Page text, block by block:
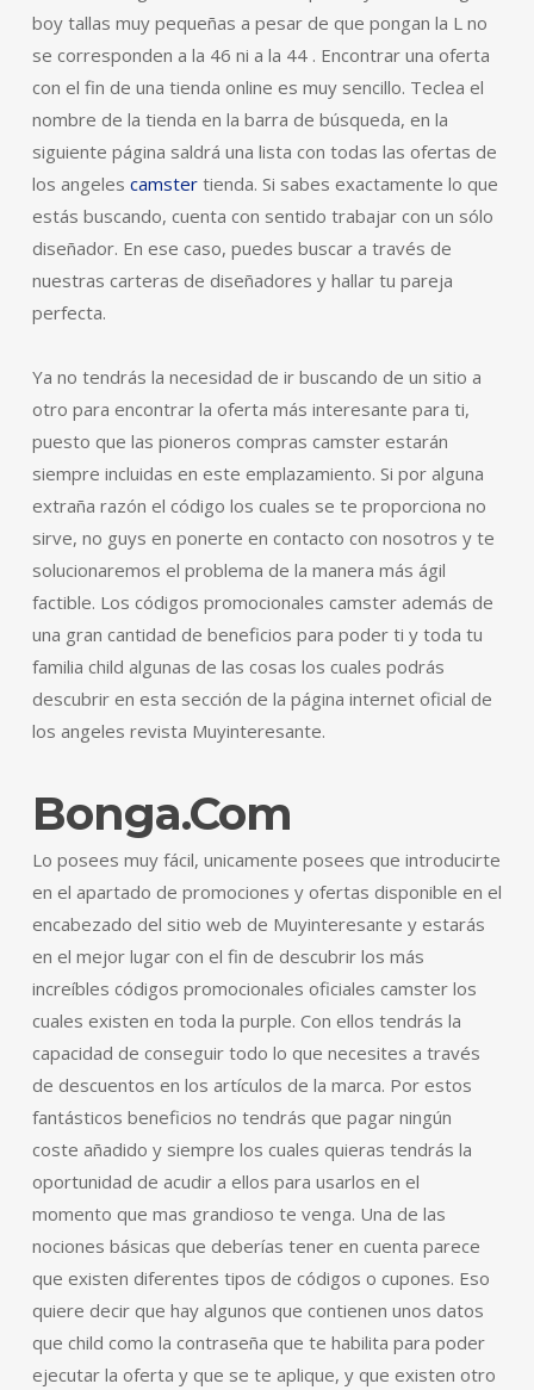
boy tallas muy pequeñas a pesar de que pongan la L no
se corresponden a la 46 ni a la 44 . Encontrar una oferta
con el fin de una tienda online es muy sencillo. Teclea el
nombre de la tienda en la barra de búsqueda, en la
siguiente página saldrá una lista con todas las ofertas de
los angeles camstertienda. Si sabes exactamente lo que
estás buscando, cuenta con sentido trabajar con un sólo
diseñador. En ese caso, puedes buscar a través de
nuestras carteras de diseñadores y hallar tu pareja
perfecta.
Ya no tendrás la necesidad de ir buscando de un sitio a
otro para encontrar la oferta más interesante para ti,
puesto que las pioneros compras camster estarán
siempre incluidas en este emplazamiento. Si por alguna
extraña razón el código los cuales se te proporciona no
sirve, no guys en ponerte en contacto con nosotros y te
solucionaremos el problema de la manera más ágil
factible. Los códigos promocionales camster además de
una gran cantidad de beneficios para poder ti y toda tu
familia child algunas de las cosas los cuales podrás
descubrir en esta sección de la página internet oficial de
los angeles revista Muyinteresante.
Bonga.Com
Lo posees muy fácil, unicamente posees que introducirte
en el apartado de promociones y ofertas disponible en el
encabezado del sitio web de Muyinteresante y estarás
en el mejor lugar con el fin de descubrir los más
increíbles códigos promocionales oficiales camster los
cuales existen en toda la purple. Con ellos tendrás la
capacidad de conseguir todo lo que necesites a través
de descuentos en los artículos de la marca. Por estos
fantásticos beneficios no tendrás que pagar ningún
coste añadido y siempre los cuales quieras tendrás la
oportunidad de acudir a ellos para usarlos en el
momento que mas grandioso te venga. Una de las
nociones básicas que deberías tener en cuenta parece
que existen diferentes tipos de códigos o cupones. Eso
quiere decir que hay algunos que contienen unos datos
que child como la contraseña que te habilita para poder
ejecutar la oferta y que se te aplique, y que existen otro